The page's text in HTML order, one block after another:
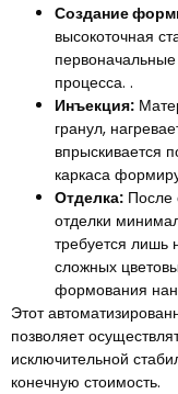
Создание
высокоточная
процесса. .
Инъекция:
гранул,
впрыскивается
каркаса
Отделка: После
отделки
требуется лишь
сложных
формования
Этот
позволяет
исключительной
конечную стоимость.